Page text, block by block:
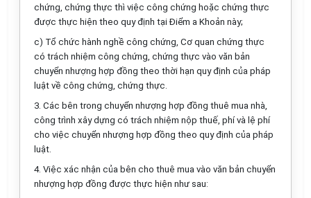
chứng, chứng thực thì việc công chứng hoặc chứng thực
được thực hiện theo quy định tại Điểm a Khoản này;
c) Tổ chức hành nghề công chứng, Cơ quan chứng thực
có trách nhiệm công chứng, chứng thực vào văn bản
chuyển nhượng hợp đồng theo thời hạn quy định của pháp
luật về công chứng, chứng thực.
3. Các bên trong chuyển nhượng hợp đồng thuê mua nhà,
công trình xây dựng có trách nhiệm nộp thuế, phí và lệ phí
cho việc chuyển nhượng hợp đồng theo quy định của pháp
luật.
4. Việc xác nhận của bên cho thuê mua vào văn bản chuyển
nhượng hợp đồng được thực hiện như sau: